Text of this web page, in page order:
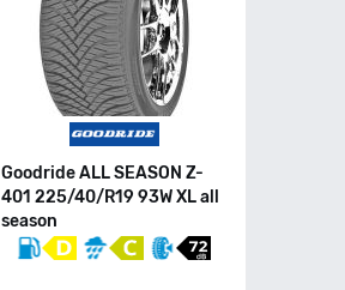
Goodride ALL SEASON Z-
401 225/40/R19 93W XL all
season